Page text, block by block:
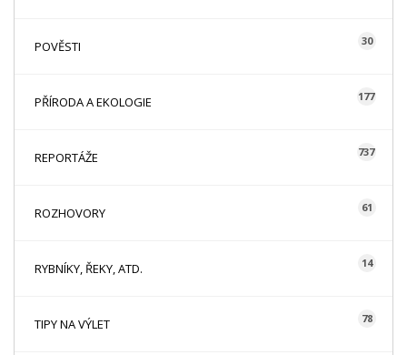
POVĚSTI 30
PŘÍRODA A EKOLOGIE 177
REPORTÁŽE 737
ROZHOVORY 61
RYBNÍKY, ŘEKY, ATD. 14
TIPY NA VÝLET 78